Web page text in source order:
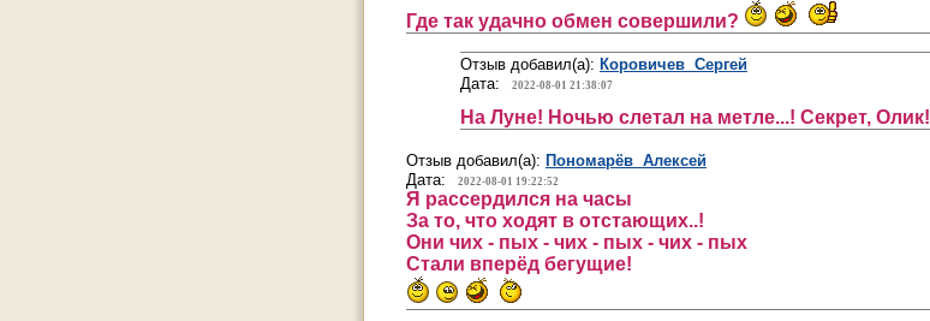
Где так удачно обмен совершили?
Отзыв добавил(а): Коровичев Сергей
Дата:
2022-08-01 21:38:07
На Луне! Ночью слетал на метле...! Секрет, Олик!
Отзыв добавил(а): Пономарёв Алексей
Дата:
2022-08-01 19:22:52
Я рассердился на часы
За то, что ходят в отстающих..!
Они чих - пых - чих - пых - чих - пых
Стали вперёд бегущие!